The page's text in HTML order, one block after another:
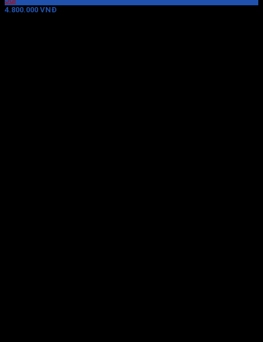
4.800.000 VNĐ